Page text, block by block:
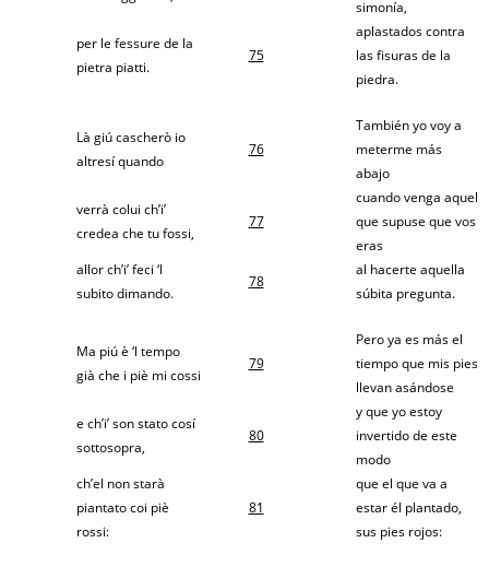
simonía,
per le fessure de la
pietra piatti.
75
aplastados contra
las fisuras de la
piedra.
Là giú cascherò io
altresí quando
76
También yo voy a
meterme más
abajo
verrà colui ch’i’
credea che tu fossi,
77
cuando venga aquel
que supuse que vos
eras
allor ch’i’ feci ‘l
subito dimando.
78
al hacerte aquella
súbita pregunta.
Ma piú è ‘l tempo
già che i piè mi cossi
79
Pero ya es más el
tiempo que mis pies
llevan asándose
e ch’i’ son stato cosí
sottosopra,
80
y que yo estoy
invertido de este
modo
ch’el non starà
piantato coi piè
rossi:
81
que el que va a
estar él plantado,
sus pies rojos: